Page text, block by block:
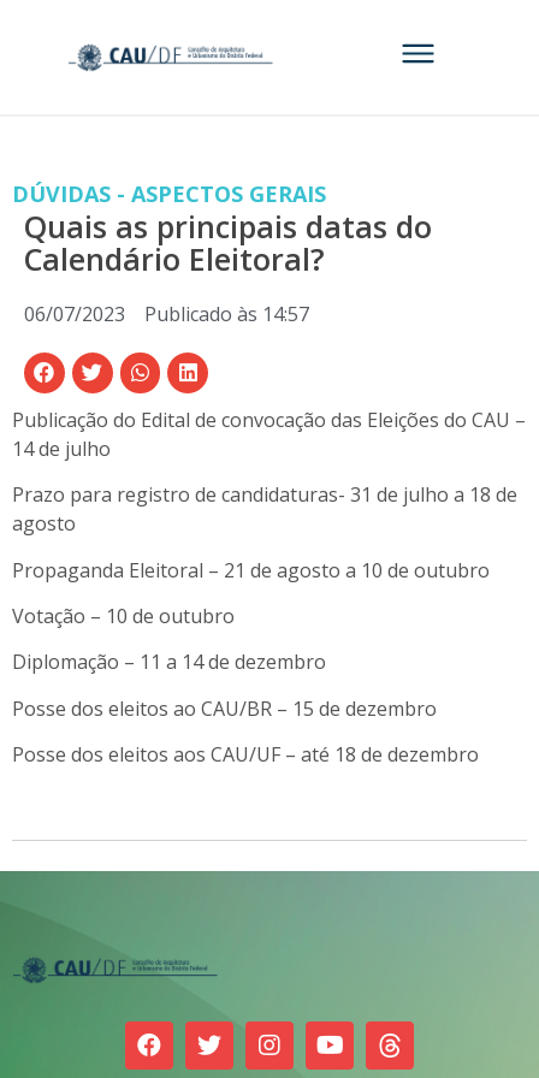
DÚVIDAS - ASPECTOS GERAIS
Quais as principais datas do
Calendário Eleitoral?
06/07/2023 Publicado às 14:57
Publicação do Edital de convocação das Eleições do CAU –
14 de julho
Prazo para registro de candidaturas- 31 de julho a 18 de
agosto
Propaganda Eleitoral – 21 de agosto a 10 de outubro
Votação – 10 de outubro
Diplomação – 11 a 14 de dezembro
Posse dos eleitos ao CAU/BR – 15 de dezembro
Posse dos eleitos aos CAU/UF – até 18 de dezembro